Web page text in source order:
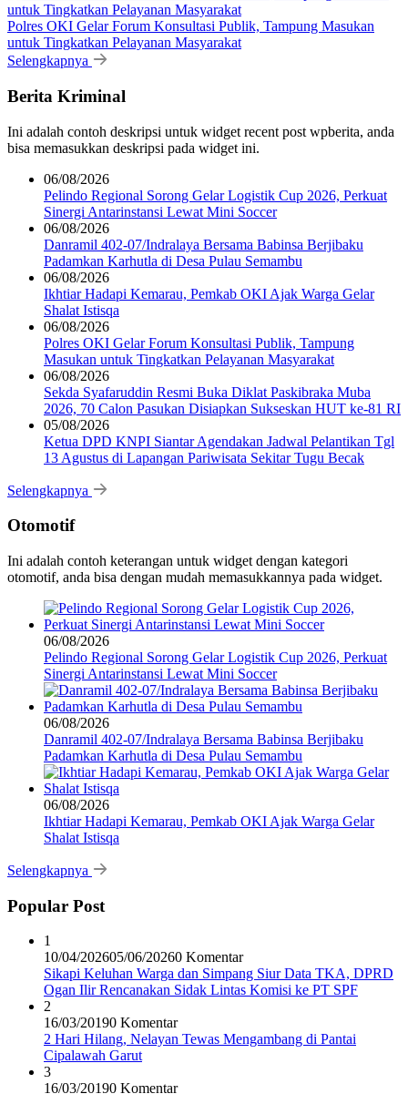
Polres OKI Gelar Forum Konsultasi Publik, Tampung Masukan
untuk Tingkatkan Pelayanan Masyarakat
Selengkapnya
Berita Kriminal
Ini adalah contoh deskripsi untuk widget recent post wpberita, anda
bisa memasukkan deskripsi pada widget ini.
06/08/2026
Pelindo Regional Sorong Gelar Logistik Cup 2026, Perkuat
Sinergi Antarinstansi Lewat Mini Soccer
06/08/2026
Danramil 402-07/Indralaya Bersama Babinsa Berjibaku
Padamkan Karhutla di Desa Pulau Semambu
06/08/2026
Ikhtiar Hadapi Kemarau, Pemkab OKI Ajak Warga Gelar
Shalat Istisqa
06/08/2026
Polres OKI Gelar Forum Konsultasi Publik, Tampung
Masukan untuk Tingkatkan Pelayanan Masyarakat
06/08/2026
Sekda Syafaruddin Resmi Buka Diklat Paskibraka Muba
2026, 70 Calon Pasukan Disiapkan Sukseskan HUT ke-81 RI
05/08/2026
Ketua DPD KNPI Siantar Agendakan Jadwal Pelantikan Tgl
13 Agustus di Lapangan Pariwisata Sekitar Tugu Becak
Selengkapnya
Otomotif
Ini adalah contoh keterangan untuk widget dengan kategori
otomotif, anda bisa dengan mudah memasukkannya pada widget.
06/08/2026
Pelindo Regional Sorong Gelar Logistik Cup 2026, Perkuat
Sinergi Antarinstansi Lewat Mini Soccer
06/08/2026
Danramil 402-07/Indralaya Bersama Babinsa Berjibaku
Padamkan Karhutla di Desa Pulau Semambu
06/08/2026
Ikhtiar Hadapi Kemarau, Pemkab OKI Ajak Warga Gelar
Shalat Istisqa
Selengkapnya
Popular Post
1
10/04/202605/06/20260 Komentar
Sikapi Keluhan Warga dan Simpang Siur Data TKA, DPRD
Ogan Ilir Rencanakan Sidak Lintas Komisi ke PT SPF
2
16/03/20190 Komentar
2 Hari Hilang, Nelayan Tewas Mengambang di Pantai
Cipalawah Garut
3
16/03/20190 Komentar